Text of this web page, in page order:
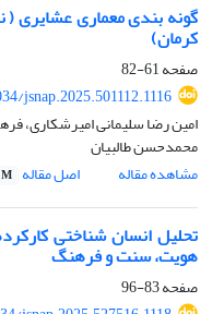
گونه بندی معماری عشایری (
کرمان)
صفحه61-82
jsnap.2025.501112.1116
امین رضا سلیمانی امیرشکاری،
محمدحسن طالبیان
مشاهده مقاله
اصل مقاله
تحلیل انسان شناختی
هویت، سنت و فرهنگ
صفحه83-96